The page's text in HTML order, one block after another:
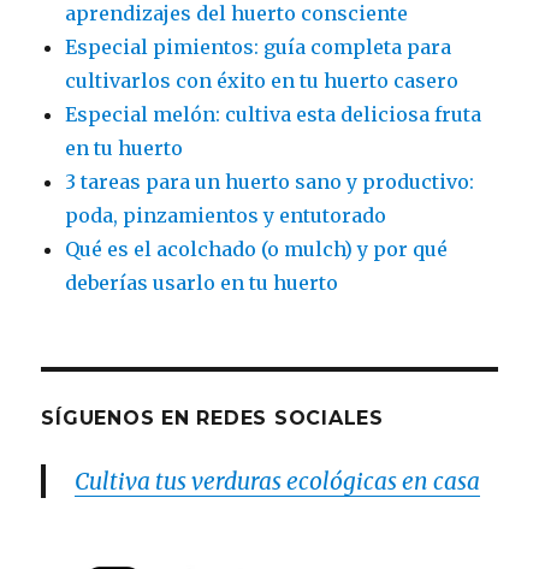
aprendizajes del huerto consciente
Especial pimientos: guía completa para
cultivarlos con éxito en tu huerto casero
Especial melón: cultiva esta deliciosa fruta
en tu huerto
3 tareas para un huerto sano y productivo:
poda, pinzamientos y entutorado
Qué es el acolchado (o mulch) y por qué
deberías usarlo en tu huerto
SÍGUENOS EN REDES SOCIALES
Cultiva tus verduras ecológicas en casa